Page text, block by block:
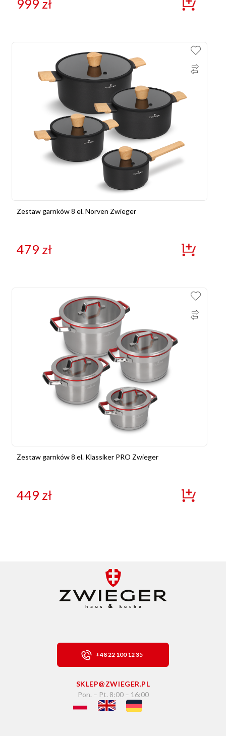
999 zł
Zestaw garnków 8 el. Norven Zwieger
479 zł
Zestaw garnków 8 el. Klassiker PRO Zwieger
449 zł
+48 22 100 12 35
SKLEP@ZWIEGER.PL
Pon. – Pt. 8:00 – 16:00